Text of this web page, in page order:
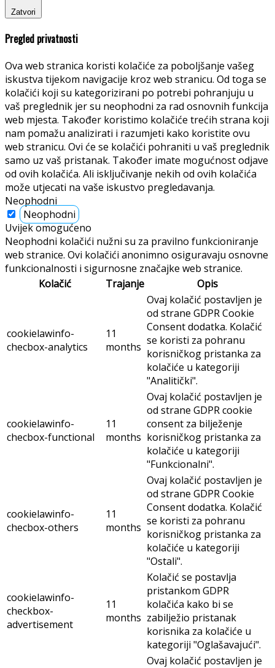
Zatvori
Pregled privatnosti
Ova web stranica koristi kolačiće za poboljšanje vašeg
iskustva tijekom navigacije kroz web stranicu. Od toga se
kolačići koji su kategorizirani po potrebi pohranjuju u
vaš preglednik jer su neophodni za rad osnovnih funkcija
web mjesta. Također koristimo kolačiće trećih strana koji
nam pomažu analizirati i razumjeti kako koristite ovu
web stranicu. Ovi će se kolačići pohraniti u vaš preglednik
samo uz vaš pristanak. Također imate mogućnost odjave
od ovih kolačića. Ali isključivanje nekih od ovih kolačića
može utjecati na vaše iskustvo pregledavanja.
Neophodni
Neophodni
Uvijek omogućeno
Neophodni kolačići nužni su za pravilno funkcioniranje
web stranice. Ovi kolačići anonimno osiguravaju osnovne
funkcionalnosti i sigurnosne značajke web stranice.
Kolačić
Trajanje Opis
cookielawinfo-
checbox-analytics
11
months
Ovaj kolačić postavljen je
od strane GDPR Cookie
Consent dodatka. Kolačić
se koristi za pohranu
korisničkog pristanka za
kolačiće u kategoriji
"Analitički".
cookielawinfo-
checbox-functional
11
months
Ovaj kolačić postavljen je
od strane GDPR cookie
consent za bilježenje
korisničkog pristanka za
kolačiće u kategoriji
"Funkcionalni".
cookielawinfo-
checbox-others
11
months
Ovaj kolačić postavljen je
od strane GDPR Cookie
Consent dodatka. Kolačić
se koristi za pohranu
korisničkog pristanka za
kolačiće u kategoriji
"Ostali".
cookielawinfo-
checkbox-
advertisement
11
months
Kolačić se postavlja
pristankom GDPR
kolačića kako bi se
zabilježio pristanak
korisnika za kolačiće u
kategoriji "Oglašavajući".
Ovaj kolačić postavljen je